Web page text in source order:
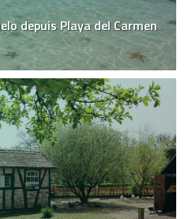
depuis Playa del Carmen